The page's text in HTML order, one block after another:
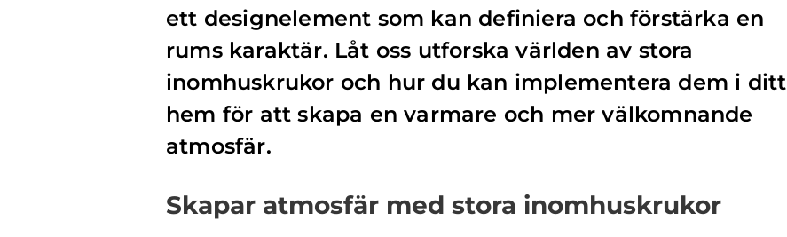
ett designelement som kan definiera och förstärka en
rums karaktär. Låt oss utforska världen av stora
inomhuskrukor och hur du kan implementera dem i ditt
hem för att skapa en varmare och mer välkomnande
atmosfär.
Skapar atmosfär med stora inomhuskrukor